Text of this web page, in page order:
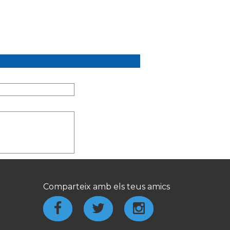
Comparteix amb els teus amics